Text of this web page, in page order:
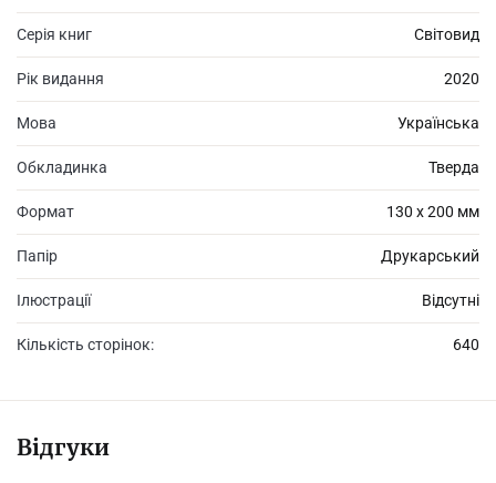
Серія книг Світовид
Рік видання 2020
Мова Українська
Обкладинка Тверда
Формат 130 х 200 мм
Папір Друкарський
Ілюстрації Відсутні
Кількість сторінок: 640
Відгуки